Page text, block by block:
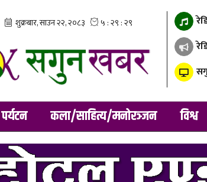
पर्यटन कला/साहित्य/मनोरञ्जन विश्व